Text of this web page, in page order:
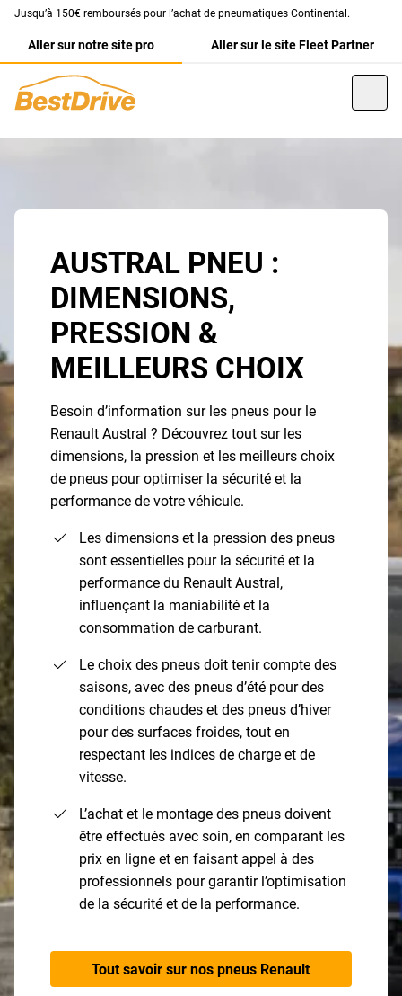
Jusqu’à 150€ remboursés pour l’achat de pneumatiques Continental.
Aller sur notre site pro Aller sur le site Fleet Partner
AUSTRAL PNEU :
DIMENSIONS,
PRESSION &
MEILLEURS CHOIX
Besoin d’information sur les pneus pour le
Renault Austral ? Découvrez tout sur les
dimensions, la pression et les meilleurs choix
de pneus pour optimiser la sécurité et la
performance de votre véhicule.
Les dimensions et la pression des pneus
sont essentielles pour la sécurité et la
performance du Renault Austral,
influençant la maniabilité et la
consommation de carburant.
Le choix des pneus doit tenir compte des
saisons, avec des pneus d’été pour des
conditions chaudes et des pneus d’hiver
pour des surfaces froides, tout en
respectant les indices de charge et de
vitesse.
L’achat et le montage des pneus doivent
être effectués avec soin, en comparant les
prix en ligne et en faisant appel à des
professionnels pour garantir l’optimisation
de la sécurité et de la performance.
Tout savoir sur nos pneus Renault